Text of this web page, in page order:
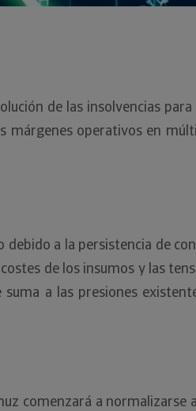
de las insolvencias
márgenes operativos en
a la persistencia de
de los insumos y las
a las presiones
comenzará a normalizarse